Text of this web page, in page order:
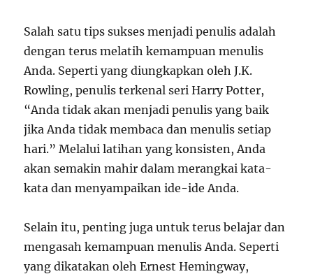
Salah satu tips sukses menjadi penulis adalah
dengan terus melatih kemampuan menulis
Anda. Seperti yang diungkapkan oleh J.K.
Rowling, penulis terkenal seri Harry Potter,
“Anda tidak akan menjadi penulis yang baik
jika Anda tidak membaca dan menulis setiap
hari.” Melalui latihan yang konsisten, Anda
akan semakin mahir dalam merangkai kata-
kata dan menyampaikan ide-ide Anda.
Selain itu, penting juga untuk terus belajar dan
mengasah kemampuan menulis Anda. Seperti
yang dikatakan oleh Ernest Hemingway,